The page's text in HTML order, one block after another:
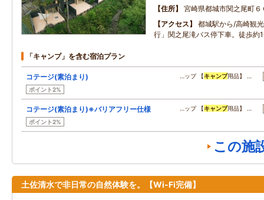
住所
宮崎県都城市関之尾町６
アクセス
都城駅から/高崎観
行」関之尾滝バス停下車。徒歩約
「キャンプ」を含む宿泊プラン
コテージ(素泊まり)
ポイント2%
…ップ 【キャンプ用品】 …
コテージ(素泊まり)※バリアフリー仕様
ポイント2%
…ップ 【キャンプ用品】 …
この施
土佐清水で非日常の自然体験を。【Wi-Fi完備】